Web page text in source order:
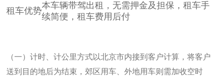
租车优势
本车辆带驾出租，无需押金及担保，租车手
续简便，租车费用后付
（一）计时、计公里方式以北京市内接到客户计算，将客户
送到目的地后为结束，郊区用车、外地用车则需加收空时